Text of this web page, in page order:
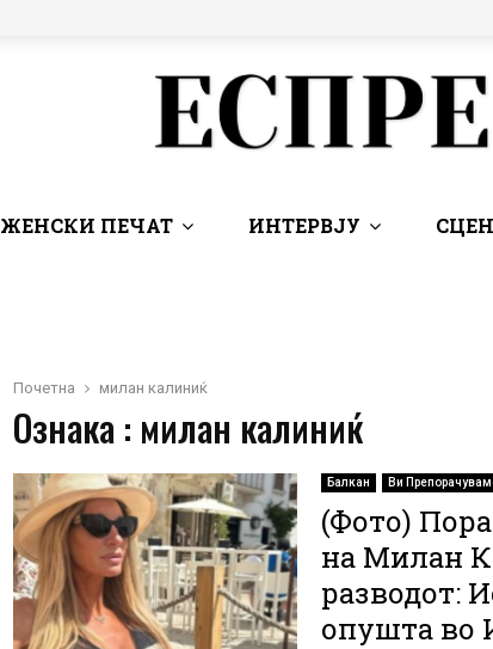
ЖЕНСКИ ПЕЧАТ ИНТЕРВЈУ
Почетна милан калиниќ
Ознака : милан калиниќ
Балкан Ви
(Фото)
на Милан
разводот:
опушта во